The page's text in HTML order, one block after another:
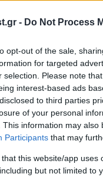
- Do Not Process
opt-out of the sale,
for targeted
selection. Please note
interest-based ads
to third parties
of your personal
This information may
Participants that may
that this website/app
but not limited to
και ένας
της
να παρέσυραν